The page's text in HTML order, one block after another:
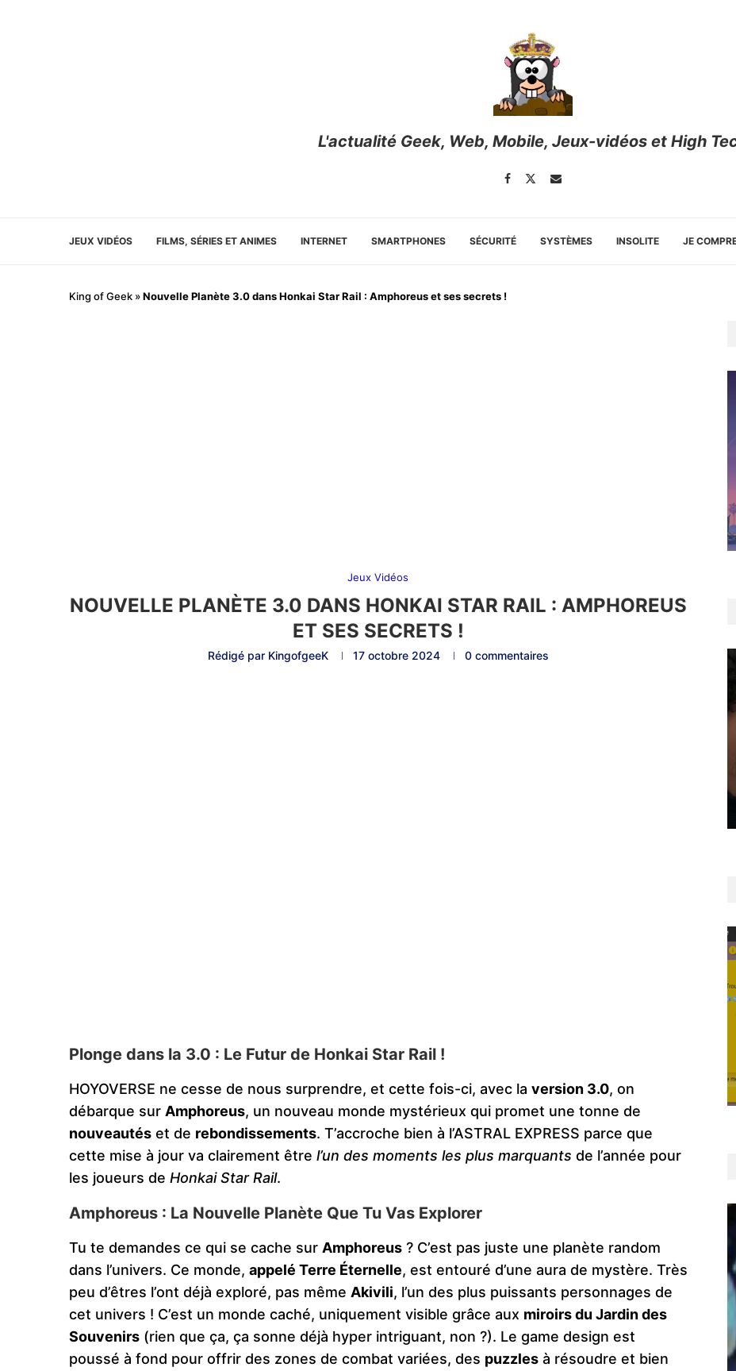
L'actualité Geek, Web, Mobile, Jeux-vidéos et High
JEUX VIDÉOS FILMS, SÉRIES ET ANIMES INTERNET SMARTPHONES SÉCURITÉ SYSTÈMES INSOLITE JE
King of Geek »Nouvelle Planète 3.0 dans Honkai Star Rail : Amphoreus et ses secrets !
Jeux Vidéos
NOUVELLE PLANÈTE 3.0 DANS HONKAI STAR RAIL : AMPHOREUS
ET SES SECRETS !
Rédigé par KingofgeeK 17 octobre 2024 0 commentaires
Plonge dans la 3.0 : Le Futur de Honkai Star Rail !
HOYOVERSE ne cesse de nous surprendre, et cette fois-ci, avec la version 3.0, on
débarque sur Amphoreus, un nouveau monde mystérieux qui promet une tonne de
nouveautés et de rebondissements. T’accroche bien à l’ASTRAL EXPRESS parce que
cette mise à jour va clairement être l’un des moments les plus marquants de l’année pour
les joueurs de Honkai Star Rail.
Amphoreus : La Nouvelle Planète Que Tu Vas Explorer
Tu te demandes ce qui se cache sur Amphoreus ? C’est pas juste une planète random
dans l’univers. Ce monde, appelé Terre Éternelle, est entouré d’une aura de mystère. Très
peu d’êtres l’ont déjà exploré, pas même Akivili, l’un des plus puissants personnages de
cet univers ! C’est un monde caché, uniquement visible grâce aux miroirs du Jardin des
Souvenirs (rien que ça, ça sonne déjà hyper intriguant, non ?). Le game design est
poussé à fond pour offrir des zones de combat variées, des puzzles à résoudre et bien